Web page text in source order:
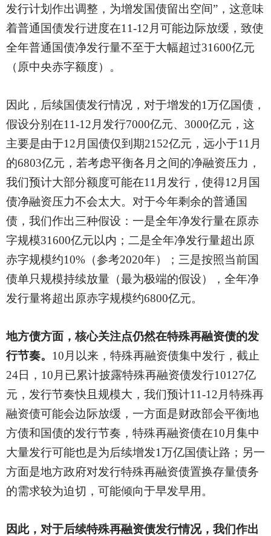
发行计划作出调整，为增发国债留出空间”，这意味
着普通国债发行进度在11-12月可能边际放缓，致使
全年普通国债净发行量不至于大幅超过31600亿元
（原中央赤字额度）。
因此，后续国债发行情况，对于增发的1万亿国债，
假设分别在11-12月发行7000亿元、3000亿元，这
主要是由于12月国债仅到期2152亿元，远小于11月
的6803亿元，若考虑平衡各月之间的净融资压力，
我们预计大部分额度可能在11月发行，使得12月国
债净融资压力不会太大。对于今年剩余的普通国
债，我们作出三种假设：一是全年净发行量在原赤
字规模31600亿元以内；二是全年净发行量超出原
赤字规模约10%（参考2020年）；三是按照当前国
债单只规模持续放量（最为极端的假设），全年净
发行量将超出原赤字规模约6800亿元。
地方债方面，核心关注点仍然在特殊再融资债的发
行节奏。 10月以来，特殊再融资债集中发行，截止
24日，10月已累计披露特殊再融资债发行10127亿
元，发行节奏快且规模大，我们预计11-12月特殊再
融资债可能会边际放缓，一方面是财政部会平衡地
方债和国债的发行节奏，特殊再融资债在10月集中
大量发行可能也是为后续增发1万亿国债让路；另一
方面是地方政府对发行特殊再融资债置换存量债务
的需求较为迫切，可能倾向于早发早用。
因此，对于后续特殊再融资债发行情况，我们作出